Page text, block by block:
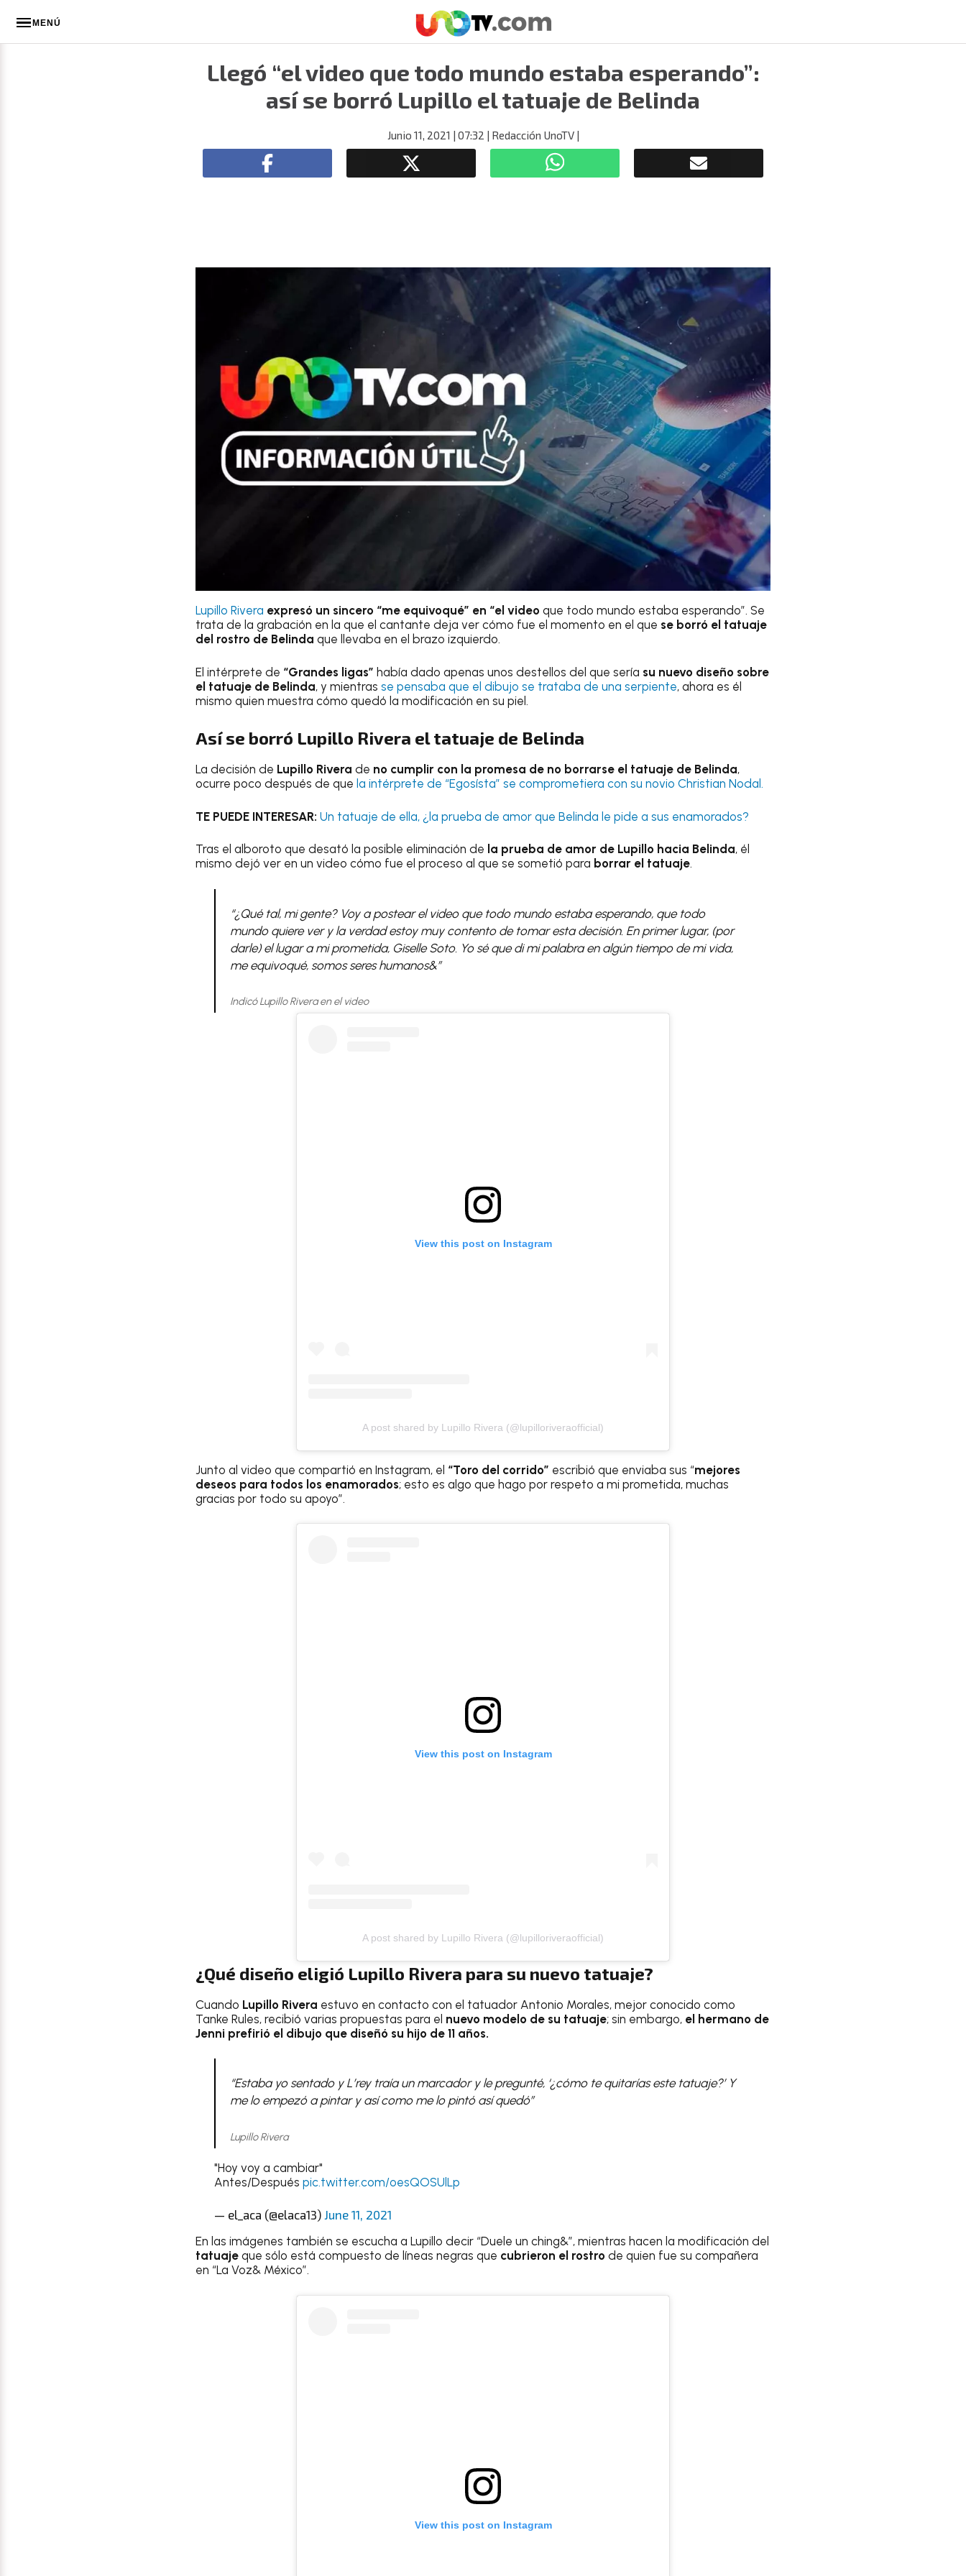
MENÚ
Llegó “el video que todo mundo estaba esperando”:
así se borró Lupillo el tatuaje de Belinda
Junio 11, 2021 | 07:32 | Redacción UnoTV|
Lupillo Rivera expresó un sincero “me equivoqué” en “el video que todo mundo estaba esperando”. Se
trata de la grabación en la que el cantante deja ver cómo fue el momento en el que se borró el tatuaje
del rostro de Belinda que llevaba en el brazo izquierdo.
El intérprete de “Grandes ligas” había dado apenas unos destellos del que sería su nuevo diseño sobre
el tatuaje de Belinda, y mientras se pensaba que el dibujo se trataba de una serpiente, ahora es él
mismo quien muestra cómo quedó la modificación en su piel.
Así se borró Lupillo Rivera el tatuaje de Belinda
La decisión de Lupillo Rivera de no cumplir con la promesa de no borrarse el tatuaje de Belinda,
ocurre poco después de que la intérprete de “Egosísta” se comprometiera con su novio Christian Nodal.
TE PUEDE INTERESAR: Un tatuaje de ella, ¿la prueba de amor que Belinda le pide a sus enamorados?
Tras el alboroto que desató la posible eliminación de la prueba de amor de Lupillo hacia Belinda, él
mismo dejó ver en un video cómo fue el proceso al que se sometió para borrar el tatuaje.
“¿Qué tal, mi gente? Voy a postear el video que todo mundo estaba esperando, que todo
mundo quiere ver y la verdad estoy muy contento de tomar esta decisión. En primer lugar, (por
darle) el lugar a mi prometida, Giselle Soto. Yo sé que di mi palabra en algún tiempo de mi vida,
me equivoqué, somos seres humanos&”
Indicó Lupillo Rivera en el video
View this post on Instagram
A post shared by Lupillo Rivera (@lupilloriveraofficial)
Junto al video que compartió en Instagram, el “Toro del corrido” escribió que enviaba sus “mejores
deseos para todos los enamorados; esto es algo que hago por respeto a mi prometida, muchas
gracias por todo su apoyo”.
View this post on Instagram
A post shared by Lupillo Rivera (@lupilloriveraofficial)
¿Qué diseño eligió Lupillo Rivera para su nuevo tatuaje?
Cuando Lupillo Rivera estuvo en contacto con el tatuador Antonio Morales, mejor conocido como
Tanke Rules, recibió varias propuestas para el nuevo modelo de su tatuaje; sin embargo, el hermano de
Jenni prefirió el dibujo que diseñó su hijo de 11 años.
“Estaba yo sentado y L’rey traía un marcador y le pregunté, ‘¿cómo te quitarías este tatuaje?’ Y
me lo empezó a pintar y así como me lo pintó así quedó”
Lupillo Rivera
"Hoy voy a cambiar"
Antes/Después pic.twitter.com/oesQOSUlLp
— el_aca (@elaca13) June 11, 2021
En las imágenes también se escucha a Lupillo decir “Duele un ching&”, mientras hacen la modificación del
tatuaje que sólo está compuesto de líneas negras que cubrieron el rostro de quien fue su compañera
en “La Voz& México”.
View this post on Instagram